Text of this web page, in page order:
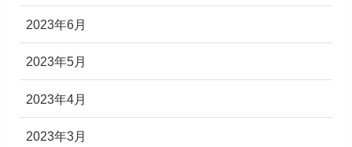
2023年6月
2023年5月
2023年4月
2023年3月